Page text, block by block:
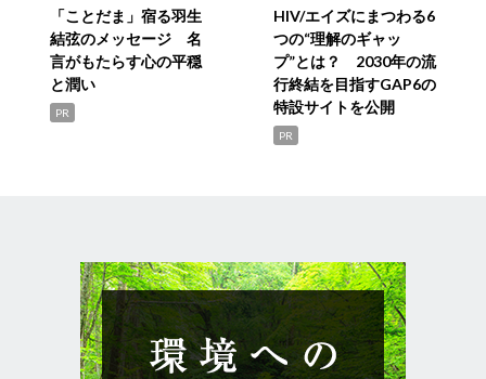
「ことだま」宿る羽生
結弦のメッセージ 名
言がもたらす心の平穏
と潤い
PR
HIV/エイズにまつわる6
つの“理解のギャッ
プ”とは？ 2030年の流
行終結を目指すGAP6の
特設サイトを公開
PR